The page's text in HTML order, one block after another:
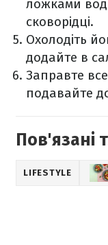
ложками
сковорідці.
Охолодіть
додайте в
Заправте
подавайте
Пов'язані
LIFESTYLE